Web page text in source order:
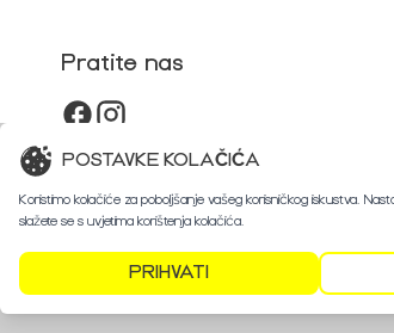
Pratite nas
POSTAVKE KOLAČIĆA
Koristimo kolačiće za poboljšanje vašeg korisničkog iskustva.
slažete se s uvjetima korištenja kolačića.
PRIHVATI